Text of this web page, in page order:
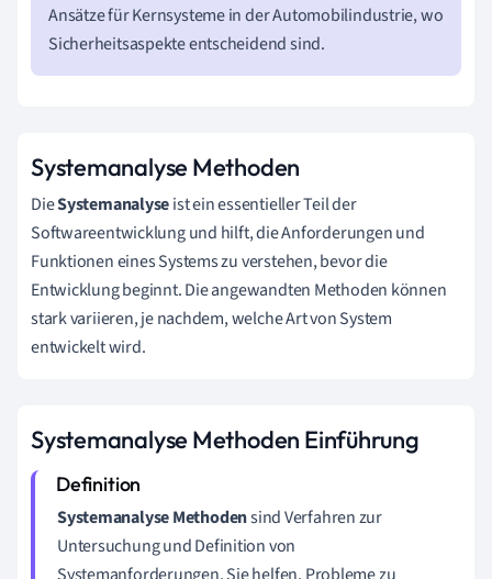
Ansätze für Kernsysteme in der Automobilindustrie, wo
Sicherheitsaspekte entscheidend sind.
Systemanalyse Methoden
DieSystemanalyseist ein essentieller Teil der
Softwareentwicklung und hilft, die Anforderungen und
Funktionen eines Systems zu verstehen, bevor die
Entwicklung beginnt. Die angewandten Methoden können
stark variieren, je nachdem, welche Art von System
entwickelt wird.
Systemanalyse Methoden Einführung
Systemanalyse Methodensind Verfahren zur
Untersuchung und Definition von
Systemanforderungen. Sie helfen, Probleme zu